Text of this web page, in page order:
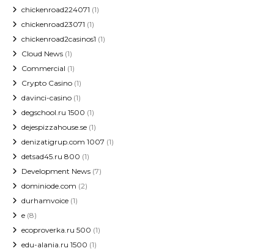
chickenroad224071 (1)
chickenroad23071 (1)
chickenroad2casinos1 (1)
Cloud News (1)
Commercial (1)
Crypto Casino (1)
davinci-casino (1)
degschool.ru 1500 (1)
dejespizzahouse.se (1)
denizatigrup.com 1007 (1)
detsad45.ru 800 (1)
Development News (7)
dominiode.com (2)
durhamvoice (1)
e (8)
ecoproverka.ru 500 (1)
edu-alania.ru 1500 (1)